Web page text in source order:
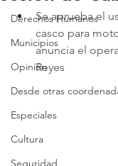
Derechos Humanos
Municipios
Opinión
Desde otras
Especiales
Cultura
Seguridad
Se aprueba el
casco para
anuncia el
Reyes